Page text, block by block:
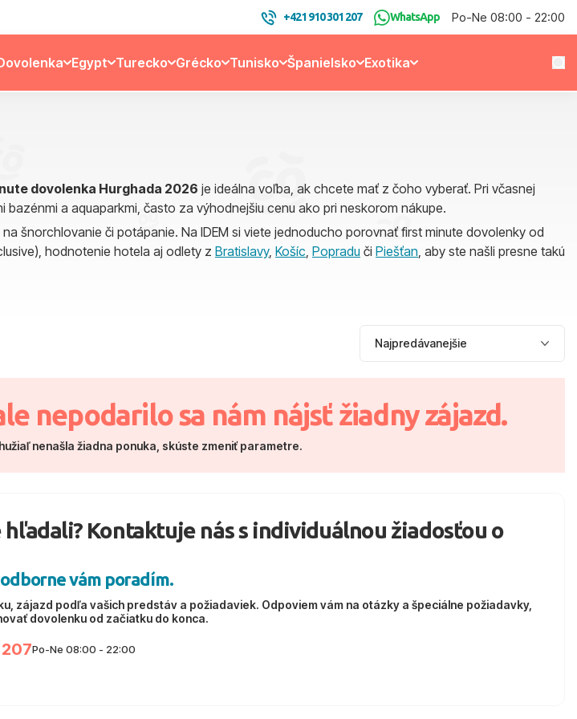
+421 910 301 207 WhatsApp Po-Ne 08:00 - 22:00
Egypt Turecko Grécko Tunisko Španielsko Exotika
dovolenka Hurghada 2026 je ideálna voľba, ak chcete mať z čoho vyberať. Pri včasnej
a aquaparkmi, často za výhodnejšiu cenu ako pri neskorom nákupe.
šnorchlovanie či potápanie. Na IDEM si viete jednoducho porovnať first minute dovolenky od
hodnotenie hotela aj odlety z Bratislavy, Košíc, Popradu či Piešťan, aby ste našli presne takú
nepodarilo sa nám nájsť žiadny zájazd.
nenašla žiadna ponuka, skúste zmeniť parametre.
hľadali? Kontaktuje nás s individuálnou žiadosťou o
vám poradím.
zájazd podľa vašich predstáv a požiadaviek. Odpoviem vám na otázky a špeciálne požiadavky,
dovolenku od začiatku do konca.
207Po-Ne 08:00 - 22:00